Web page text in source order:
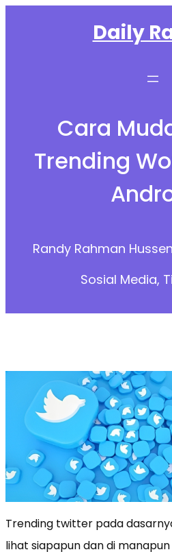
Daily
Cara
Trending
Randy Rahman Hussen
Sosial Media,
Trending twitter pada
lihat siapapun dan di